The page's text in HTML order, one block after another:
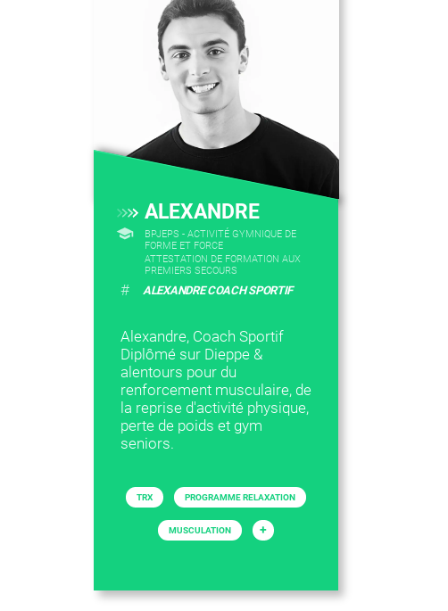
ALEXANDRE
BPJEPS - ACTIVITÉ GYMNIQUE DE
FORME ET FORCE
ATTESTATION DE FORMATION AUX
PREMIERS SECOURS
# ALEXANDRE COACH SPORTIF
Alexandre, Coach Sportif
Diplômé sur Dieppe &
alentours pour du
renforcement musculaire, de
la reprise d'activité physique,
perte de poids et gym
seniors.
TRX PROGRAMME RELAXATION
MUSCULATION +